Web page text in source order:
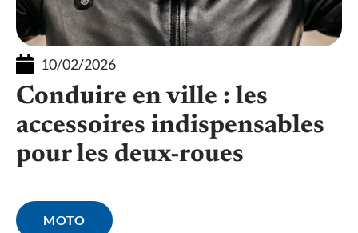
10/02/2026
Conduire en ville : les
accessoires indispensables
pour les deux-roues
MOTO